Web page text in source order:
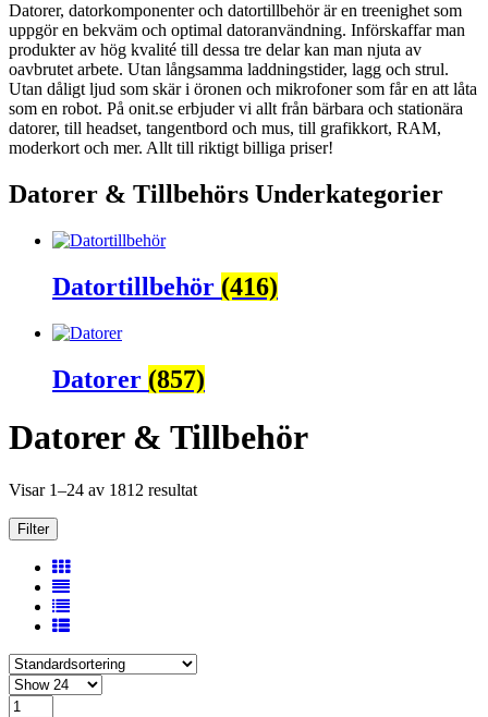
Datorer, datorkomponenter och datortillbehör är en treenighet som
uppgör en bekväm och optimal datoranvändning. Införskaffar man
produkter av hög kvalité till dessa tre delar kan man njuta av
oavbrutet arbete. Utan långsamma laddningstider, lagg och strul.
Utan dåligt ljud som skär i öronen och mikrofoner som får en att låta
som en robot. På onit.se erbjuder vi allt från bärbara och stationära
datorer, till headset, tangentbord och mus, till grafikkort, RAM,
moderkort och mer. Allt till riktigt billiga priser!
Datorer & Tillbehörs Underkategorier
Datortillbehör (416)
Datorer (857)
Datorer & Tillbehör
Visar 1–24 av 1812 resultat
Filter